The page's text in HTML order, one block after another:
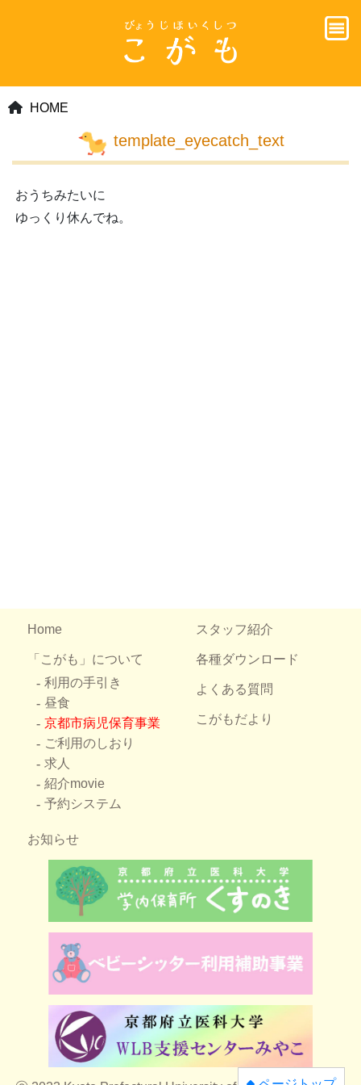
HOME
template_eyecatch_text
おうちみたいに
ゆっくり休んでね。
Home
「こがも」について
利用の手引き
昼食
京都市病児保育事業
ご利用のしおり
求人
紹介movie
予約システム
スタッフ紹介
各種ダウンロード
よくある質問
こがもだより
お知らせ